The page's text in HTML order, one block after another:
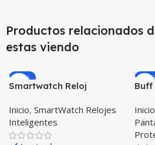
Productos relacionados
estas viendo
-59%
Smartwatch Reloj
GPS Ubicar Niños SOS
Inicio, SmartWatch Relojes
Inteligentes
-23%
Buff
Inicio